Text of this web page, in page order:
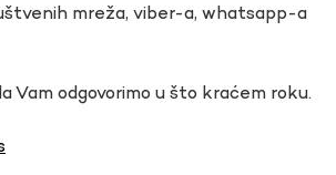
mreža, viber-a, whatsapp-a
Vam odgovorimo u što kraćem roku.